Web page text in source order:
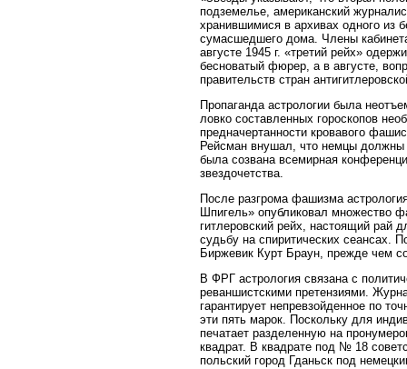
подземелье, американский
хранившимися в архивах одного из
сумасшедшего дома. Члены
августе 1945 г. «третий рейх»
бесноватый фюрер, а в августе,
правительств стран
Пропаганда астрологии была
ловко составленных гороскопов
предначертанности кровавого
Рейсман внушал, что немцы должны
была созвана всемирная
звездочетства.
После разгрома фашизма
Шпигель» опубликовал множество
гитлеровский рейх, настоящий рай
судьбу на спиритических сеансах.
Биржевик Курт Браун, прежде чем
В ФРГ астрология связана с
реваншистскими претензиями.
гарантирует непревзойденное по
эти пять марок. Поскольку для
печатает разделенную на
квадрат. В квадрате под № 18
польский город Гданьск под